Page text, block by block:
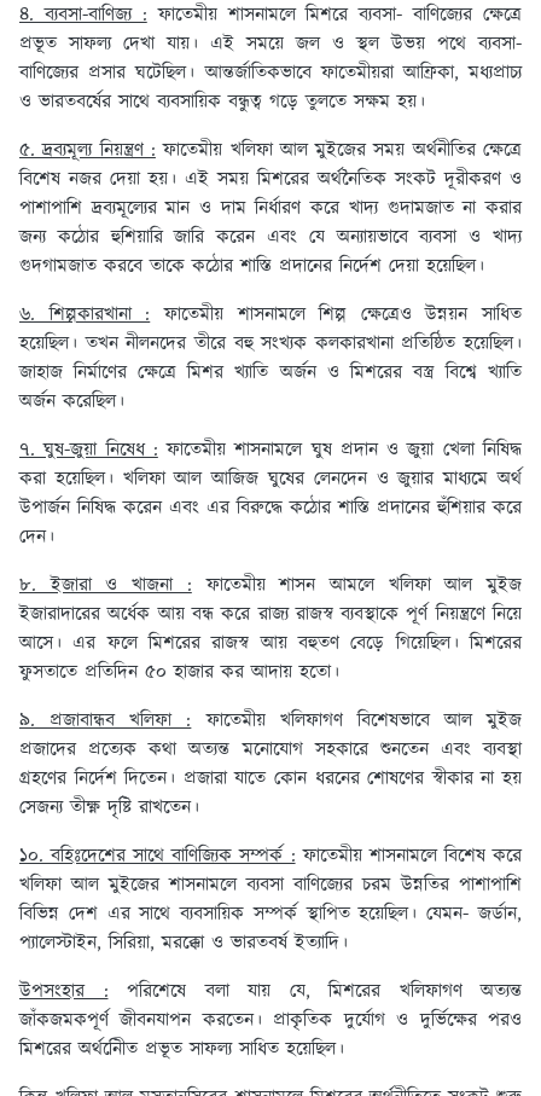
৪. ব্যবসা-বাণিজ্য :ফাতেমীয় শাসনামলে মিশরে ব্যবসা- বাণিজ্যের ক্ষেত্রে
প্রভূত সাফল্য দেখা যায়। এই সময়ে জল ও স্থল উভয় পথে ব্যবসা-
বাণিজ্যের প্রসার ঘটেছিল। আন্তর্জাতিকভাবে ফাতেমীয়রা আফ্রিকা, মধ্যপ্রাচ্য
ও ভারতবর্ষের সাথে ব্যবসায়িক বন্ধুত্ব গড়ে তুলতে সক্ষম হয়।
৫. দ্রব্যমূল্য নিয়ন্ত্রণ :ফাতেমীয় খলিফা আল মুইজের সময় অর্থনীতির ক্ষেত্রে
বিশেষ নজর দেয়া হয়। এই সময় মিশরের অর্থনৈতিক সংকট দূরীকরণ ও
পাশাপাশি দ্রব্যমূল্যের মান ও দাম নির্ধারণ করে খাদ্য গুদামজাত না করার
জন্য কঠোর হুশিয়ারি জারি করেন এবং যে অন্যায়ভাবে ব্যবসা ও খাদ্য
গুদগামজাত করবে তাকে কঠোর শাস্তি প্রদানের নির্দেশ দেয়া হয়েছিল।
৬. শিল্পকারখানা :ফাতেমীয় শাসনামলে শিল্প ক্ষেত্রেও উন্নয়ন সাধিত
হয়েছিল। তখন নীলনদের তীরে বহু সংখ্যক কলকারখানা প্রতিষ্ঠিত হয়েছিল।
জাহাজ নির্মাণের ক্ষেত্রে মিশর খ্যাতি অর্জন ও মিশরের বস্ত্র বিশ্বে খ্যাতি
অর্জন করেছিল।
৭. ঘুষ-জুয়া নিষেধ :ফাতেমীয় শাসনামলে ঘুষ প্রদান ও জুয়া খেলা নিষিদ্ধ
করা হয়েছিল। খলিফা আল আজিজ ঘুষের লেনদেন ও জুয়ার মাধ্যমে অর্থ
উপার্জন নিষিদ্ধ করেন এবং এর বিরুদ্ধে কঠোর শাস্তি প্রদানের হুঁশিয়ার করে
দেন।
৮. ইজারা ও খাজনা :ফাতেমীয় শাসন আমলে খলিফা আল মুইজ
ইজারাদারের অর্ধেক আয় বন্ধ করে রাজ্য রাজস্ব ব্যবস্থাকে পূর্ণ নিয়ন্ত্রণে নিয়ে
আসে। এর ফলে মিশরের রাজস্ব আয় বহুতণ বেড়ে গিয়েছিল। মিশরের
ফুসতাতে প্রতিদিন ৫০ হাজার কর আদায় হতো।
৯. প্রজাবান্ধব খলিফা :ফাতেমীয় খলিফাগণ বিশেষভাবে আল মুইজ
প্রজাদের প্রত্যেক কথা অত্যন্ত মনোযোগ সহকারে শুনতেন এবং ব্যবস্থা
গ্রহণের নির্দেশ দিতেন। প্রজারা যাতে কোন ধরনের শোষণের স্বীকার না হয়
সেজন্য তীক্ষ্ণ দৃষ্টি রাখতেন।
১০. বহিঃদেশের সাথে বাণিজ্যিক সম্পর্ক :ফাতেমীয় শাসনামলে বিশেষ করে
খলিফা আল মুইজের শাসনামলে ব্যবসা বাণিজ্যের চরম উন্নতির পাশাপাশি
বিভিন্ন দেশ এর সাথে ব্যবসায়িক সম্পর্ক স্থাপিত হয়েছিল। যেমন- জর্ডান,
প্যালেস্টাইন, সিরিয়া, মরক্কো ও ভারতবর্ষ ইত্যাদি।
উপসংহার :পরিশেষে বলা যায় যে, মিশরের খলিফাগণ অত্যন্ত
জাঁকজমকপূর্ণ জীবনযাপন করতেন। প্রাকৃতিক দুর্যোগ ও দুর্ভিক্ষের পরও
মিশরের অর্থনীেিত প্রভূত সাফল্য সাধিত হয়েছিল।